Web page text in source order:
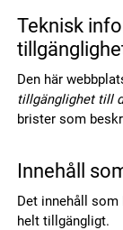
Teknisk
Den här
tillgänglighet till
brister som
Innehåll
Det innehåll
helt tillgängligt.